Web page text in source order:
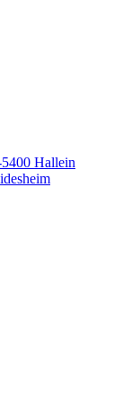
Hallein